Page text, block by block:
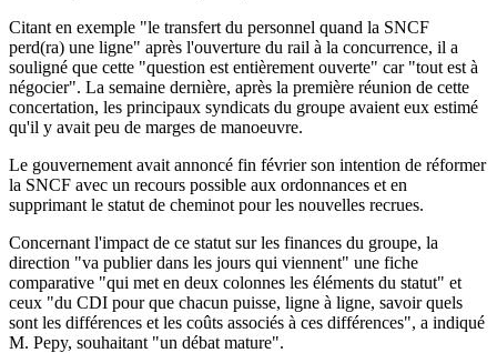
Citant en exemple "le transfert du personnel quand la SNCF
perd(ra) une ligne" après l'ouverture du rail à la concurrence, il a
souligné que cette "question est entièrement ouverte" car "tout est à
négocier". La semaine dernière, après la première réunion de cette
concertation, les principaux syndicats du groupe avaient eux estimé
qu'il y avait peu de marges de manoeuvre.
Le gouvernement avait annoncé fin février son intention de réformer
la SNCF avec un recours possible aux ordonnances et en
supprimant le statut de cheminot pour les nouvelles recrues.
Concernant l'impact de ce statut sur les finances du groupe, la
direction "va publier dans les jours qui viennent" une fiche
comparative "qui met en deux colonnes les éléments du statut" et
ceux "du CDI pour que chacun puisse, ligne à ligne, savoir quels
sont les différences et les coûts associés à ces différences", a indiqué
M. Pepy, souhaitant "un débat mature".